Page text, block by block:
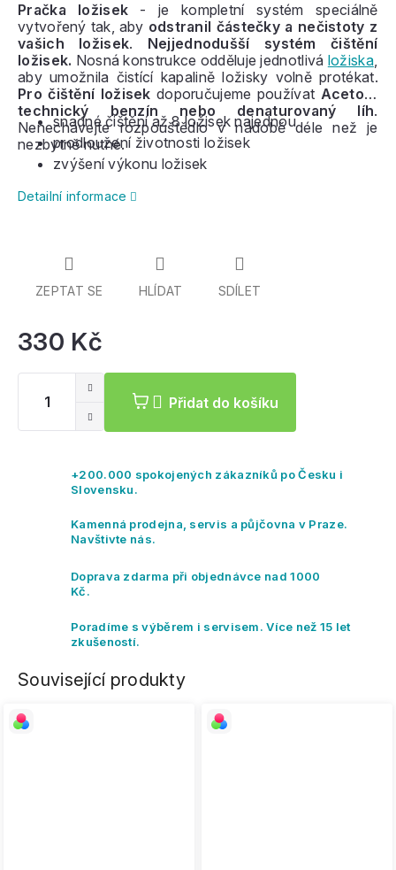
330 Kč
Přidat do košíku
Pračka ložisek - je kompletní systém speciálně
vytvořený tak, aby odstranil částečky a nečistoty z
vašich ložisek. Nejjednodušší systém čištění
ložisek. Nosná konstrukce odděluje jednotlivá ložiska,
aby umožnila čistící kapalině ložisky volně protékat.
Pro čištění ložisek doporučujeme používat Aceton,
technický benzín nebo denaturovaný líh.
Nenechávejte rozpouštědlo v nádobě déle než je
nezbytně nutné.
snadné čištění až 8 ložisek najednou
prodloužení životnosti ložisek
zvýšení výkonu ložisek
Detailní informace
ZEPTAT SE HLÍDAT SDÍLET
+200.000 spokojených zákazníků po Česku i
Slovensku.
Kamenná prodejna, servis a půjčovna v Praze.
Navštivte nás.
Doprava zdarma při objednávce nad 1000
Kč.
Poradíme s výběrem i servisem. Více než 15 let
zkušeností.
Související produkty